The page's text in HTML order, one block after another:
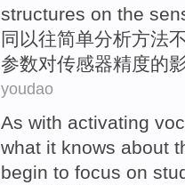
structures on the
同 以往简单分析方法
参数对传感器精度的
youdao
As with activating
what it knows about
begin to focus on